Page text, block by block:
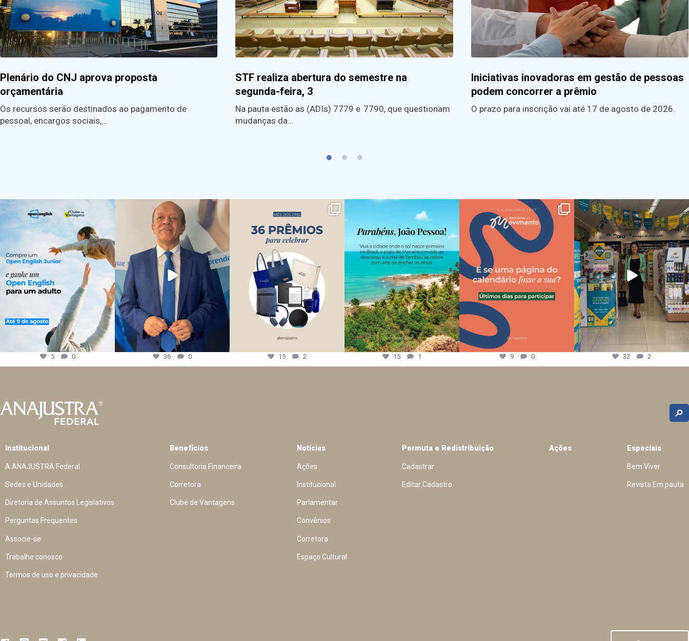
Plenário do CNJ aprova proposta
orçamentária
Os recursos serão destinados ao pagamento de
pessoal, encargos sociais,…
STF realiza abertura do semestre na
segunda-feira, 3
Na pauta estão as (ADIs) 7779 e 7790, que questionam
mudanças da…
Iniciativas inovadoras em gestão de pessoas
podem concorrer a prêmio
O prazo para inscrição vai até 17 de agosto de 2026.
5 0 36 0 15 2 15 1 9 0 32 2
Institucional
A ANAJUSTRA Federal
Sedes e Unidades
Diretoria de Assuntos Legislativos
Perguntas Frequentes
Associe-se
Trabalhe conosco
Termos de uso e privacidade
Benefícios
Consultoria Financeira
Corretora
Clube de Vantagens
Notícias
Ações
Institucional
Parlamentar
Convênios
Corretora
Espaço Cultural
Permuta e Redistribuição
Cadastrar
Editar Cadastro
Ações Especiais
Bem Viver
Revista Em pauta